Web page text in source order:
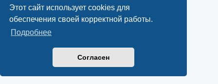
Этот сайт использует cookies для
обеспечения своей корректной работы.
Подробнее
Согласен